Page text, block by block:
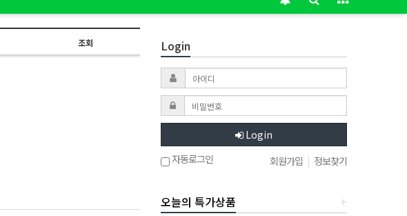
조회 Login
Login
자동로그인
회원가입 | 정보찾기
+
오늘의 특가상품